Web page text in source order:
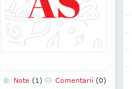
Note (1) Comentarii (0)